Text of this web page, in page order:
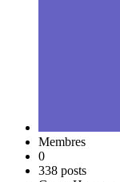
Membres
0
338 posts